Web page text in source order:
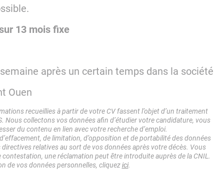
13 mois fixe
après un certain temps dans la société
Ouen
recueillies à partir de votre CV fassent l’objet d’un traitement
Nous collectons vos données afin d’étudier votre candidature, vous
du contenu en lien avec votre recherche d’emploi.
de limitation, d’opposition et de portabilité des données
relatives au sort de vos données après votre décès. Vous
contestation, une réclamation peut être introduite auprès de la CNIL.
de vos données personnelles, cliquezici.